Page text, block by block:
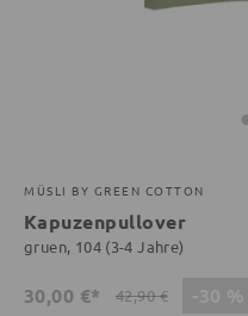
MÜSLI BY GREEN COTTON
Kapuzenpullover
gruen, 104 (3-4 Jahre)
30,00 €* 42,90 €